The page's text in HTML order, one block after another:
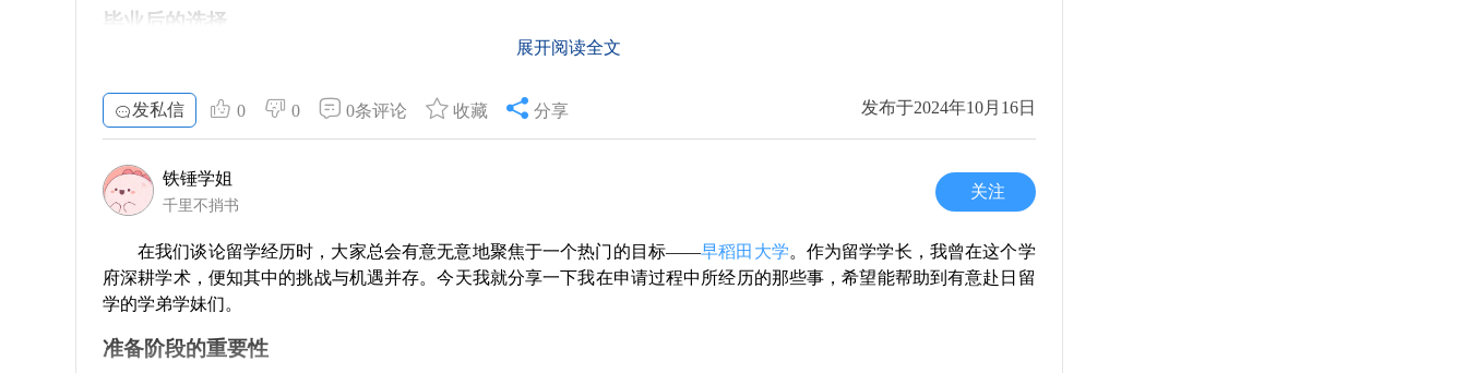
成长与将来的职业发展。
总之，留学生活充满挑战，但也伴随着无数的美好体验。希望大家在准备日本留学的过程中，以开放的心态应对每一
毕业后的选择
许多人在留学期间，不仅努力学习课程内容，更加关注实际的就业市场。毕业后，是否能找到合适的工作，和你所选
重的是你在简历上写的每一点，尤其是相关的实践经历和技能。
在留学期间，提升自我的方式有很多。可以利用寒暑假参加实习，积累实践经验，也可以申请一些与专业相关的证
书。对你而言，真正能帮助你在职场上立足的，是你的个人发展，而不是他人的看法和评价。在这个过程中，保持一颗积
极向上的心态，努力去适应不同的文化背景和职场规则，对于个人综合素质的提升是极为重要的。
实际就业时的准备
关行业的动态、按时更新自己的简历，并主动出击，参加各类招聘会、社交活动。关键是，不要把自己局限在一个小圈子
展开阅读全文
发私信 0 0 0条评论 收藏 分享 发布于2024年10月16日
铁锤学姐
千里不捎书
关注
在我们谈论留学经历时，大家总会有意无意地聚焦于一个热门的目标——早稻田大学。作为留学学长，我曾在这个学
府深耕学术，便知其中的挑战与机遇并存。今天我就分享一下我在申请过程中所经历的那些事，希望能帮助到有意赴日留
学的学弟学妹们。
准备阶段的重要性